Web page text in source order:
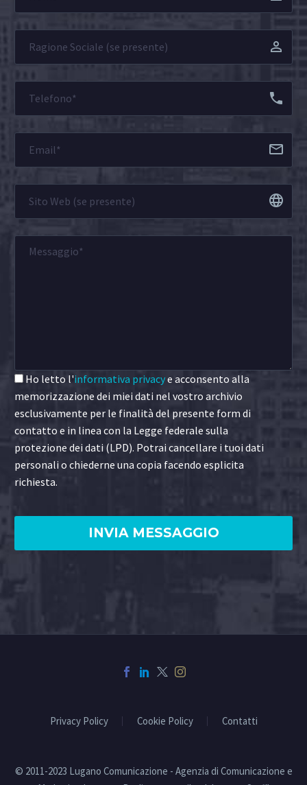
Ho letto l'informativa privacye acconsento alla
memorizzazione dei miei dati nel vostro archivio
esclusivamente per le finalità del presente form di
contatto e in linea con la Legge federale sulla
protezione dei dati (LPD). Potrai cancellare i tuoi dati
personali o chiederne una copia facendo esplicita
richiesta.
Privacy Policy Cookie Policy Contatti
© 2011-2023 Lugano Comunicazione - Agenzia di Comunicazione e